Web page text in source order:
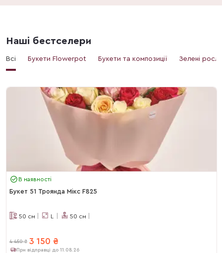
Наші бестселери
Всі Букети Flowerpot Букети та композиції Зелені
В наявності
Букет 51 Троянда Мікс F825
50 см L 50 см
4 450 ₴ 3 150 ₴
При відправці до 11.08.26